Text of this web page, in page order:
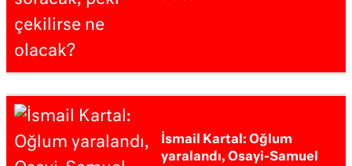
İsmail Kartal: Oğlum
yaralandı, Osayi-Samuel